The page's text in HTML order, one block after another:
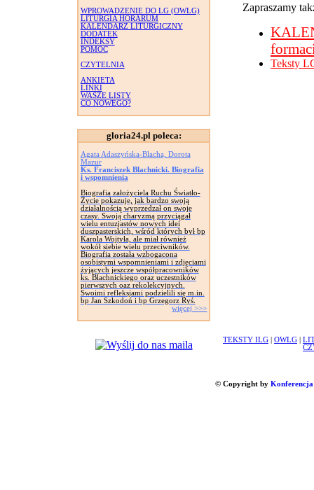
WPROWADZENIE DO LG (OWLG)
LITURGIA HORARUM
KALENDARZ LITURGICZNY
DODATEK
INDEKSY
POMOC
CZYTELNIA
ANKIETA
LINKI
WASZE LISTY
CO NOWEGO?
gloria24.pl poleca:
Agata Adaszyńska-Blacha, Dorota
Mazur
Ks. Franciszek Blachnicki. Biografia
i wspomnienia
Biografia założyciela Ruchu Światło-
Życie pokazuje, jak bardzo swoją
działalnością wyprzedzał on swoje
czasy. Swoją charyzmą przyciągał
wielu entuzjastów nowych idei
duszpasterskich, wśród których był bp
Karola Wojtyła, ale miał również
wokół siebie wielu przeciwników.
Biografia została wzbogacona
osobistymi wspomnieniami i zdjęciami
żyjących jeszcze współpracowników
ks. Blachnickiego oraz uczestników
pierwszych oaz rekolekcyjnych.
Swoimi refleksjami podzielili się m.in.
bp Jan Szkodoń i bp Grzegorz Ryś.
więcej >>>
Zapraszamy
Teksty
TEKSTY ILG OWLG
© Copyright by Konferencja